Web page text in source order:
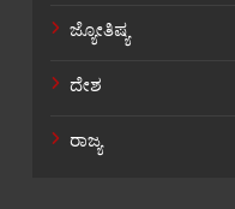
ಜ್ಯೋತಿಷ್ಯ
ದೇಶ
ರಾಜ್ಯ